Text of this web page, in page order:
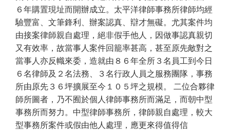
６年購置現址而開辦成立。太平洋律師事務所律師均經
驗豐富、文筆鋒利、辦案認真、辯才無礙。尤其案件均
由接案律師親自處理，絕非假手他人，因做事認真親切
又有效率，故當事人案件回籠率甚高，甚至原先敵對之
當事人亦反幟來委，造就由８６年全所３名員工到今日
６名律師及２名法務、３名行政人員之服務團隊，事務
所由原先３６坪擴展至今１０５坪之規模。 二位合夥律
師所圖者，乃不囿於個人律師事務所而滿足，而朝中型
事務所而努力。中型律師事務所，律師親自處理，較大
型事務所案件或假由他人處理，應更來得值得信